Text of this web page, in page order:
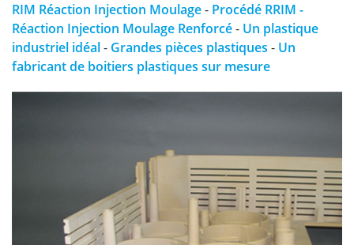
RIM Réaction Injection Moulage- Procédé RRIM -
Réaction Injection Moulage Renforcé- Un plastique
industriel idéal- Grandes pièces plastiques - Un
fabricant de boitiers plastiques sur mesure